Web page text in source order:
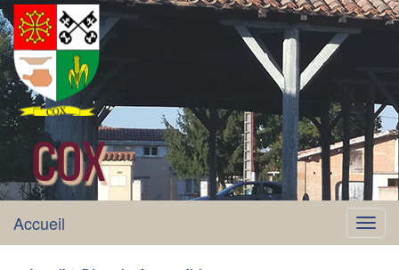
COX
site officiel
Menu
Accueil